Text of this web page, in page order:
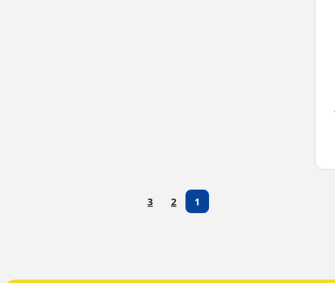
1
2
3